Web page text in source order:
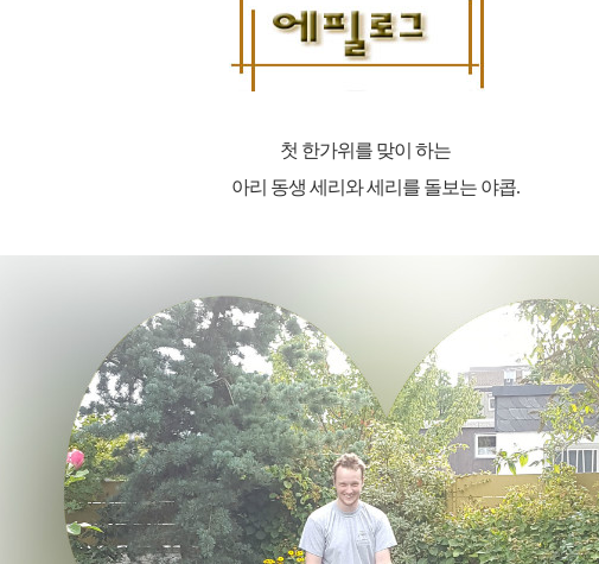
첫 한가위를 맞이 하는
아리 동생 세리와 세리를 돌보는 야콥.